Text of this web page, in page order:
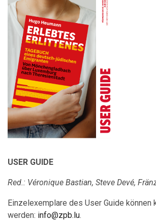
USER GUIDE
Red.: Véronique Bastian, Steve Devé,
Einzelexemplare des User Guide
werden: info@zpb.lu.